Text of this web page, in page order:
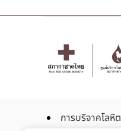
การบริจาคโลหิต